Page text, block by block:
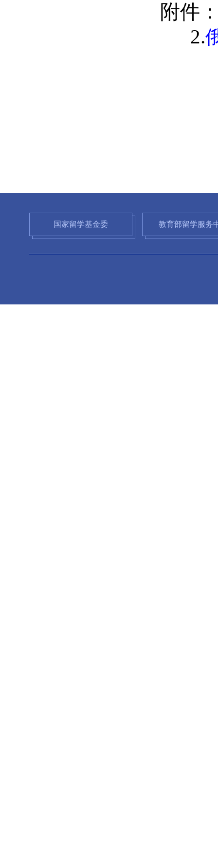
附件
2.
国家留学基金委 教育部留学服务